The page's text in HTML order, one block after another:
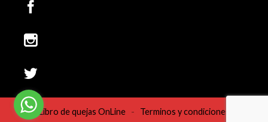
Libro de quejas OnLine- Terminos y condiciones